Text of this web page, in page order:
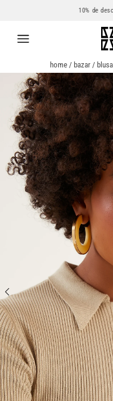
10% de
home/ bazar/